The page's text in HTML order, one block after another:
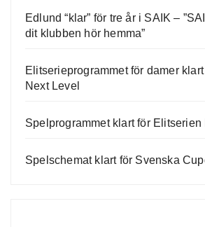
Edlund “klar” för tre år i SAIK –
dit klubben hör hemma”
Elitserieprogrammet för damer
Next Level
Spelprogrammet klart för Elitserien
Spelschemat klart för Svenska